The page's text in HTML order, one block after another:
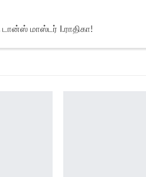
மாஸ்டர் I.ராதிகா!